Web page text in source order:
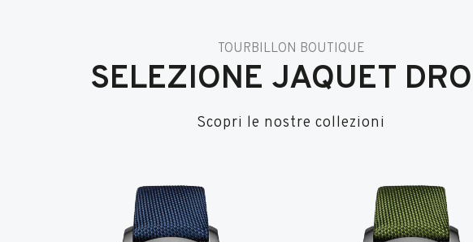
TOURBILLON BOUTIQUE
SELEZIONE JAQUET
Scopri le nostre collezioni